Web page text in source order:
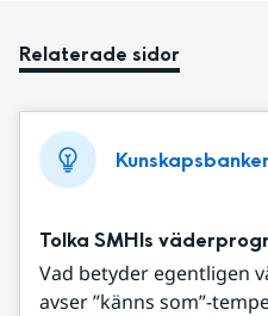
Relaterade sidor
Tolka SMHIs
Vad betyder egentligen
avser ”känns som”-